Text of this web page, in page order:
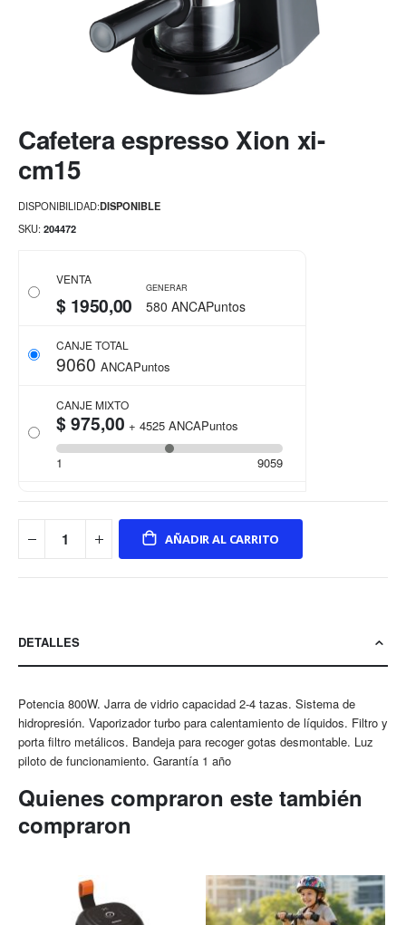
al
comienzo
de
galería
de
Cafetera espresso Xion xi-
cm15
DISPONIBILIDAD:DISPONIBLE
SKU 204472
VENTA
$ 1950,00
GENERAR
580 ANCAPuntos
CANJE TOTAL
9060ANCAPuntos
CANJE MIXTO
$ 975,00 +4525 ANCAPuntos
1 9059
AÑADIR AL CARRITO
DETALLES
Potencia 800W. Jarra de vidrio capacidad 2-4 tazas. Sistema de
hidropresión. Vaporizador turbo para calentamiento de líquidos. Filtro y
porta filtro metálicos. Bandeja para recoger gotas desmontable. Luz
piloto de funcionamiento. Garantía 1 año
Quienes compraron este también
compraron